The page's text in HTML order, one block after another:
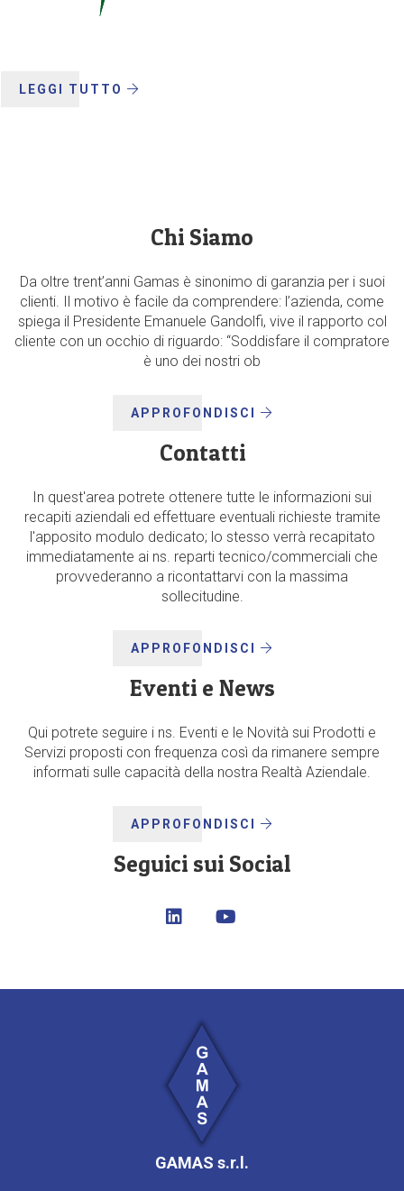
LEGGI TUTTO
Chi Siamo
Da oltre trent’anni Gamas è sinonimo di garanzia per i suoi
clienti. Il motivo è facile da comprendere: l’azienda, come
spiega il Presidente Emanuele Gandolfi, vive il rapporto col
cliente con un occhio di riguardo: “Soddisfare il compratore
è uno dei nostri ob
APPROFONDISCI
Contatti
In quest'area potrete ottenere tutte le informazioni sui
recapiti aziendali ed effettuare eventuali richieste tramite
l'apposito modulo dedicato; lo stesso verrà recapitato
immediatamente ai ns. reparti tecnico/commerciali che
provvederanno a ricontattarvi con la massima
sollecitudine.
APPROFONDISCI
Eventi e News
Qui potrete seguire i ns. Eventi e le Novità sui Prodotti e
Servizi proposti con frequenza così da rimanere sempre
informati sulle capacità della nostra Realtà Aziendale.
APPROFONDISCI
Seguici sui Social
GAMAS s.r.l.